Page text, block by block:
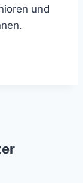
und